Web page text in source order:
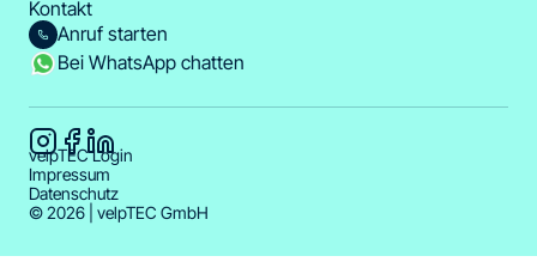
Kontakt
Anruf starten
Bei WhatsApp chatten
© 2026 | velpTEC GmbH
velpTEC Login
Impressum
Datenschutz